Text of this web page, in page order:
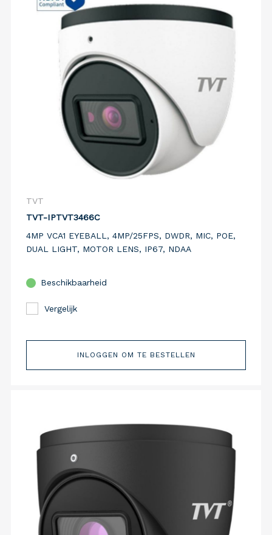
TVT
TVT-IPTVT3466C
4MP VCA1 EYEBALL, 4MP/25FPS, DWDR, MIC, POE,
DUAL LIGHT, MOTOR LENS, IP67, NDAA
Beschikbaarheid
Vergelijk
INLOGGEN OM TE BESTELLEN